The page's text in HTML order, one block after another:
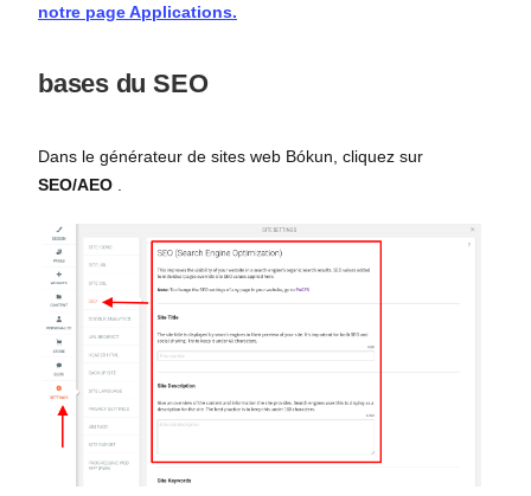
notre page Applications.
bases du SEO
Dans le générateur de sites web Bókun, cliquez sur
SEO/AEO